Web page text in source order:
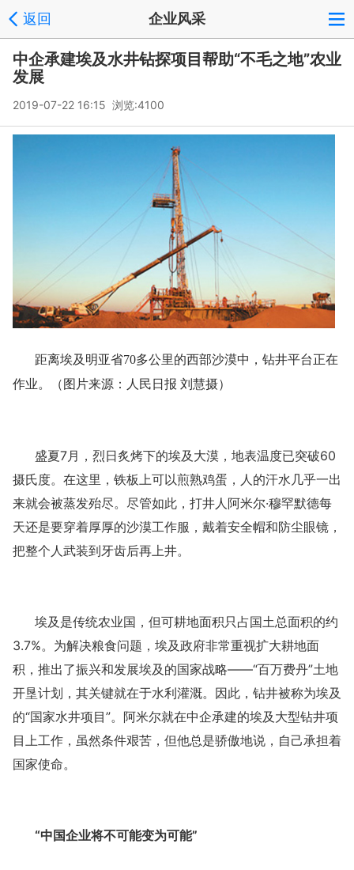
返回 企业风采
中企承建埃及水井钻探项目帮助“不毛之地”农业
发展
2019-07-22 16:15 浏览:4100
距离埃及明亚省70多公里的西部沙漠中，钻井平台正在
作业。（图片来源：人民日报 刘慧摄）
盛夏7月，烈日炙烤下的埃及大漠，地表温度已突破60
摄氏度。在这里，铁板上可以煎熟鸡蛋，人的汗水几乎一出
来就会被蒸发殆尽。尽管如此，打井人阿米尔·穆罕默德每
天还是要穿着厚厚的沙漠工作服，戴着安全帽和防尘眼镜，
把整个人武装到牙齿后再上井。
埃及是传统农业国，但可耕地面积只占国土总面积的约
3.7%。为解决粮食问题，埃及政府非常重视扩大耕地面
积，推出了振兴和发展埃及的国家战略——“百万费丹”土地
开垦计划，其关键就在于水利灌溉。因此，钻井被称为埃及
的“国家水井项目”。阿米尔就在中企承建的埃及大型钻井项
目上工作，虽然条件艰苦，但他总是骄傲地说，自己承担着
国家使命。
“中国企业将不可能变为可能”